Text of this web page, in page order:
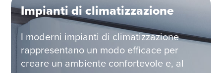
Impianti di climatizzazione
I moderni impianti di climatizzazione
rappresentano un modo efficace per
creare un ambiente confortevole e, al